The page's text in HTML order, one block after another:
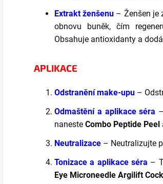
Extrakt ženšenu – Ženšen je
obnovu buněk, čím
Obsahuje antioxidanty a
APLIKACE
Odstranění make-upu –
Odmaštění a aplikace séra
naneste Combo Peptide Peel
Neutralizace – Neutralizujte
Tonizace a aplikace séra –
Eye Microneedle Argilift